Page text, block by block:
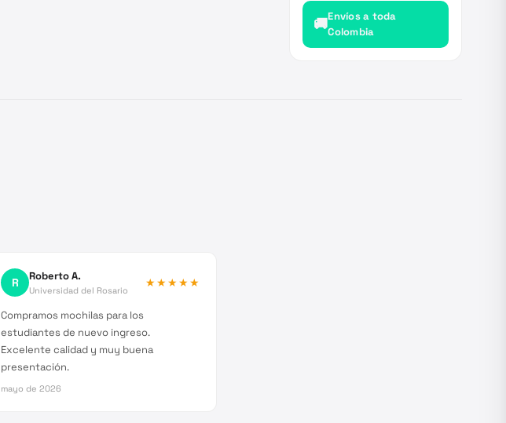
🚚Envíos a toda
Colombia
R Roberto A.
Universidad del Rosario
★★★★★
Compramos mochilas para los
estudiantes de nuevo ingreso.
Excelente calidad y muy buena
presentación.
mayo de 2026